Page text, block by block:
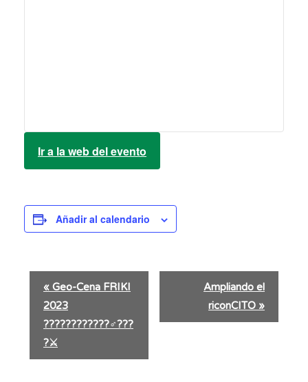
Ir a la web del evento
Añadir al calendario
N
« Geo-Cena FRIKI
2023
????????????‍♂️???
?⚔️
Ampliando el
riconCITO »